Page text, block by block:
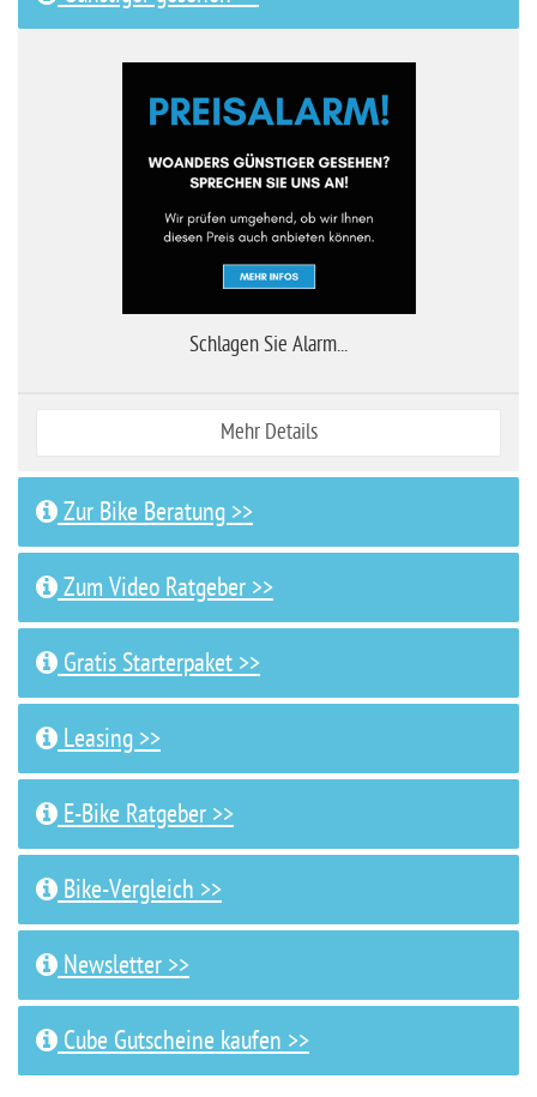
Schlagen Sie Alarm...
Mehr Details
Zur Bike Beratung >>
Zum Video Ratgeber >>
Gratis Starterpaket >>
Leasing >>
E-Bike Ratgeber >>
Bike-Vergleich >>
Newsletter >>
Cube Gutscheine kaufen >>